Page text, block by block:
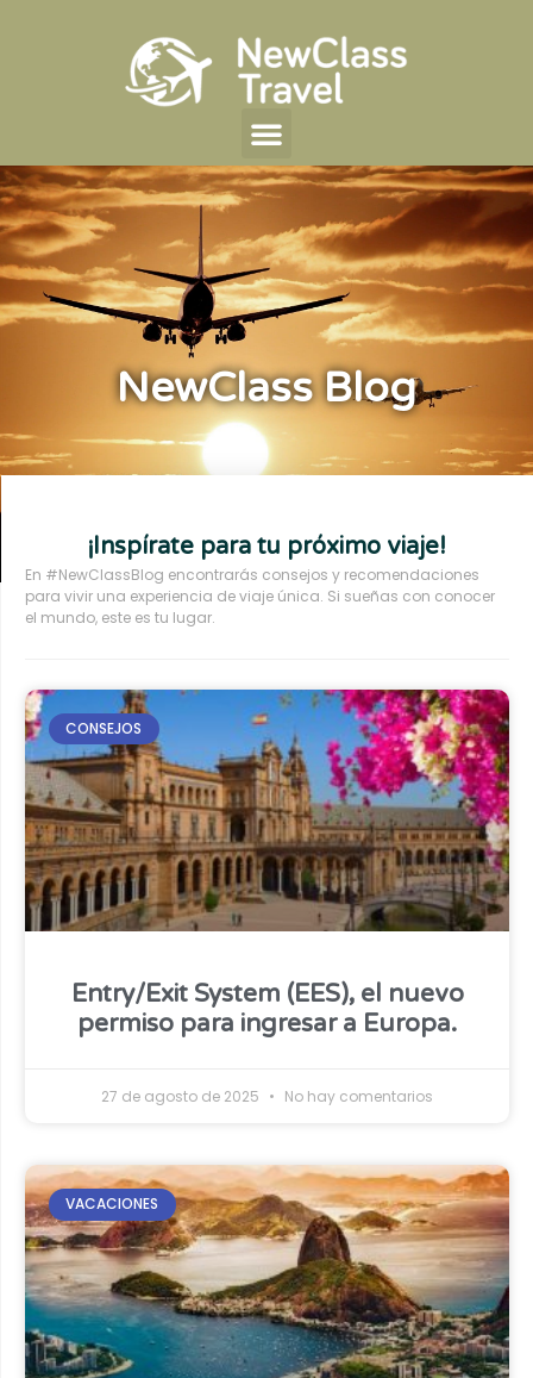
NewClass Blog
¡Inspírate para tu próximo viaje!
En #NewClassBlog encontrarás consejos y recomendaciones
para vivir una experiencia de viaje única. Si sueñas con conocer
el mundo, este es tu lugar.
CONSEJOS
Entry/Exit System (EES), el nuevo
permiso para ingresar a Europa.
27 de agosto de 2025 No hay comentarios
VACACIONES